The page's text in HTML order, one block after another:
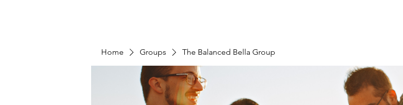
Home Groups The Balanced Bella Group